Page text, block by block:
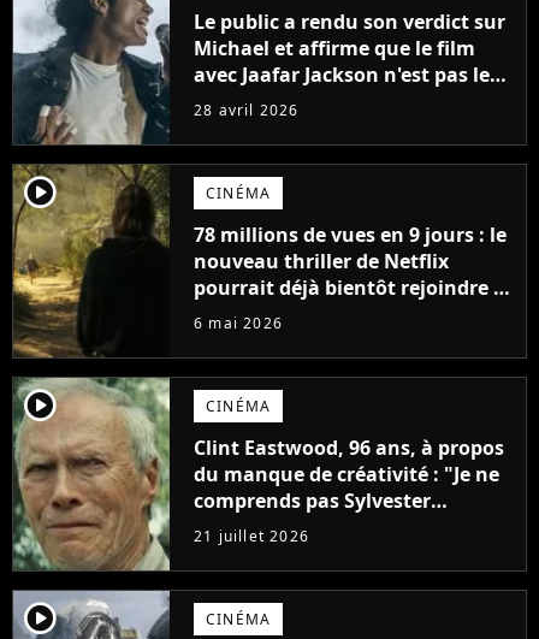
Le public a rendu son verdict sur
Michael et affirme que le film
avec Jaafar Jackson n'est pas le
meilleur biopic musical de 2026.
28 avril 2026
player2 CINÉMA
78 millions de vues en 9 jours : le
nouveau thriller de Netflix
pourrait déjà bientôt rejoindre le
top 10 des films les plus vus de
6 mai 2026
player2 CINÉMA
Clint Eastwood, 96 ans, à propos
du manque de créativité : "Je ne
comprends pas Sylvester
Stallone. J'ai l'impression qu'il ne
fait ça que pour l'argent"
21 juillet 2026
player2 CINÉMA